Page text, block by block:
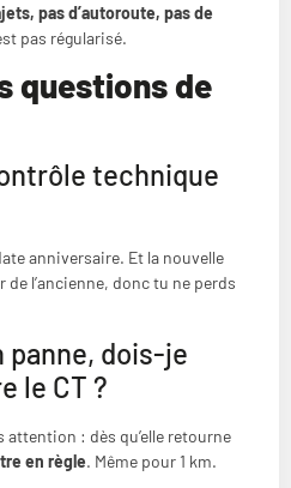
pas d’autoroute, pas de
pas régularisé.
questions de
technique
anniversaire. Et la nouvelle
de l’ancienne, donc tu ne perds
panne, dois-je
le CT ?
attention : dès qu’elle retourne
en règle. Même pour 1 km.